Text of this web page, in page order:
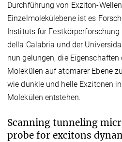
Durchführung von Exziton-
Einzelmolekülebene ist es
Instituts für
della Calabria und der
nun gelungen, die
Molekülen auf atomarer Ebene
wie dunkle und helle Exzitonen
Molekülen entstehen.
Scanning tunneling
probe for excitons